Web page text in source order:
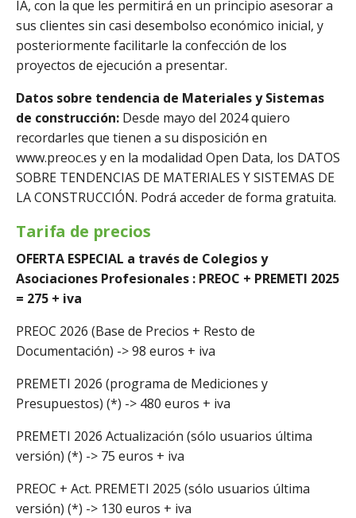
IA, con la que les permitirá en un principio asesorar a
sus clientes sin casi desembolso económico inicial, y
posteriormente facilitarle la confección de los
proyectos de ejecución a presentar.
Datos sobre tendencia de Materiales y Sistemas
de construcción: Desde mayo del 2024 quiero
recordarles que tienen a su disposición en
www.preoc.es y en la modalidad Open Data, los DATOS
SOBRE TENDENCIAS DE MATERIALES Y SISTEMAS DE
LA CONSTRUCCIÓN. Podrá acceder de forma gratuita.
Tarifa de precios
OFERTA ESPECIAL a través de Colegios y
Asociaciones Profesionales : PREOC + PREMETI 2025
= 275 + iva
PREOC 2026 (Base de Precios + Resto de
Documentación) -> 98 euros + iva
PREMETI 2026 (programa de Mediciones y
Presupuestos) (*) -> 480 euros + iva
PREMETI 2026 Actualización (sólo usuarios última
versión) (*) -> 75 euros + iva
PREOC + Act. PREMETI 2025 (sólo usuarios última
versión) (*) -> 130 euros + iva